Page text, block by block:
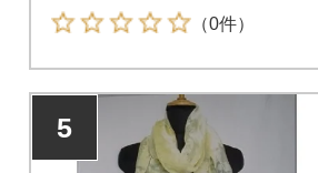
す。自社の独自加工で群馬県
優良品に認定されています。
（0件）
5